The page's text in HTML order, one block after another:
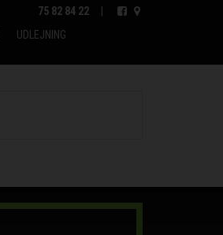
75 82 84 22
UDLEJNING